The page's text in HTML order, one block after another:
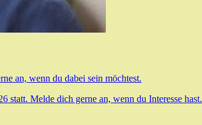
an, wenn du dabei sein möchtest.
statt. Melde dich gerne an, wenn du Interesse hast.